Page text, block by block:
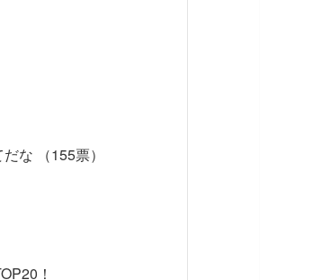
な （155票）
！